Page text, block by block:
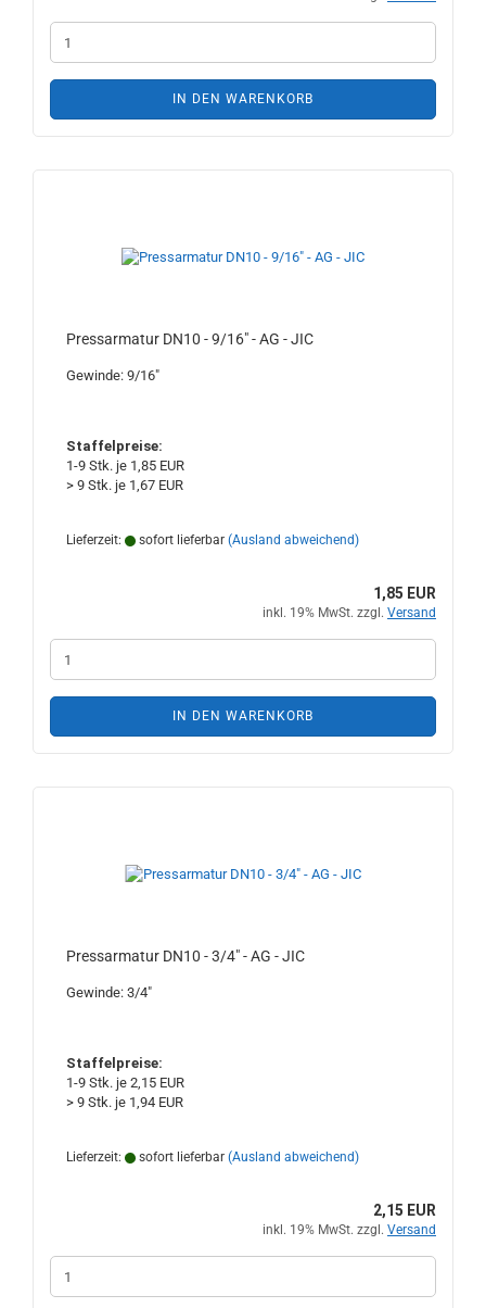
IN DEN WARENKORB
Pressarmatur DN10 - 9/16" - AG - JIC
Gewinde: 9/16"
Staffelpreise:
1-9 Stk. je 1,85 EUR
> 9 Stk. je 1,67 EUR
Lieferzeit: sofort lieferbar (Ausland abweichend)
1,85 EUR
inkl. 19% MwSt. zzgl. Versand
IN DEN WARENKORB
Pressarmatur DN10 - 3/4" - AG - JIC
Gewinde: 3/4"
Staffelpreise:
1-9 Stk. je 2,15 EUR
> 9 Stk. je 1,94 EUR
Lieferzeit: sofort lieferbar (Ausland abweichend)
2,15 EUR
inkl. 19% MwSt. zzgl. Versand